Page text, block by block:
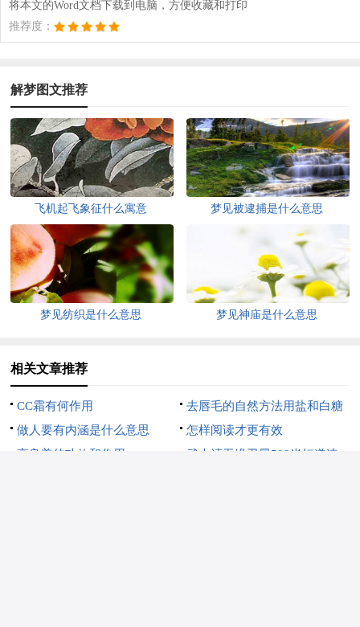
将本文的Word文档下载到电脑，方便收藏和打印
推荐度：
解梦图文推荐
飞机起飞象征什么寓意 梦见被逮捕是什么意思
梦见纺织是什么意思 梦见神庙是什么意思
相关文章推荐
CC霜有何作用
去唇毛的自然方法用盐和白糖
做人要有内涵是什么意思
怎样阅读才更有效
高良姜的功效和作用
武大靖无缘卫冕500米短道速